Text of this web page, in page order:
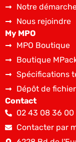
Notre
Nous rejoindre
My MPO
MPO Boutique
Boutique
Spécifications
Dépôt de
Contact
02 43 08 36 00
Contacter par